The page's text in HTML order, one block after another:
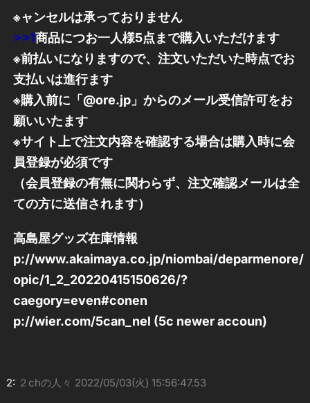
※ャンセルは承っておりません
>>1商品につお一人様5点まで購入いただけます
※前払いになりますので、注文いただいた時点でお
支払いは進行ます
※購入前に「@ore.jp」からのメール受信許可をお
願いいたます
※サイト上で注文内容を確認する場合は購入時に会
員登録が必須です
（会員登録の有無に関わらず、注文確認メールは全
ての方に送信されます）
高島屋グッズ在庫情報
p://www.akaimaya.co.jp/niombai/deparmenore/
opic/1_2_20220415150626/?
caegory=even#conen
p://wier.com/5can_nel (5c newer accoun)
2: ２chの人々 2022/05/03(火) 15:56:47.53